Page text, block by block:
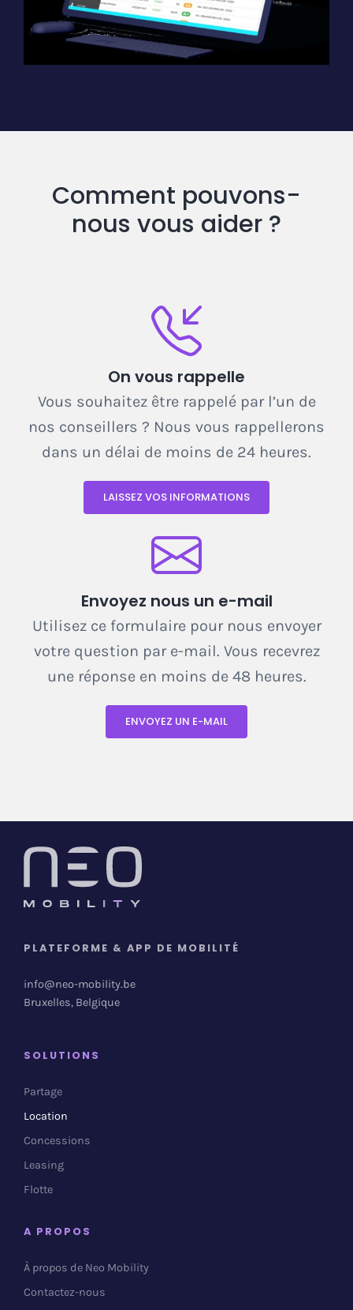
Comment pouvons-
nous vous aider ?
On vous rappelle
Vous souhaitez être rappelé par l’un de
nos conseillers ? Nous vous rappellerons
dans un délai de moins de 24 heures.
LAISSEZ VOS INFORMATIONS
Envoyez nous un e-mail
Utilisez ce formulaire pour nous envoyer
votre question par e-mail. Vous recevrez
une réponse en moins de 48 heures.
ENVOYEZ UN E-MAIL
PLATEFORME & APP DE MOBILITÉ
info@neo-mobility.be
Bruxelles, Belgique
SOLUTIONS
Partage
Location
Concessions
Leasing
Flotte
A PROPOS
À propos de Neo Mobility
Contactez-nous